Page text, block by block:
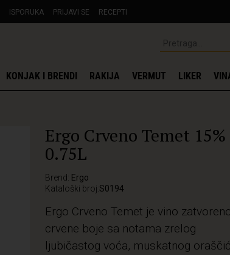
ISPORUKA PRIJAVI SE RECEPTI
KONJAK I BRENDI RAKIJA VERMUT LIKER
Ergo Crveno Temet 15%
0.75L
Brend: Ergo
Kataloški broj:S0194
Ergo Crveno Temet je vino
crvene boje sa notama zrelog
ljubičastog voća, muskatnog